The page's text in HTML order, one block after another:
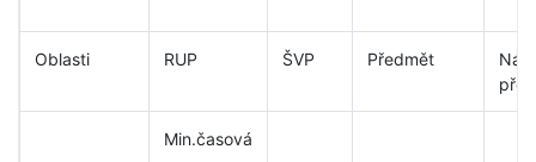
Oblasti RUP ŠVP Předmět
Min.časová